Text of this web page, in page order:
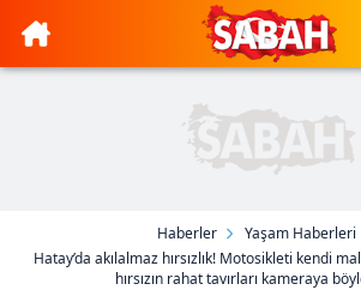
Haberler
Yaşam Haberleri
Hatay’da akılalmaz hırsızlık! Motosikleti kendi
hırsızın rahat tavırları kameraya